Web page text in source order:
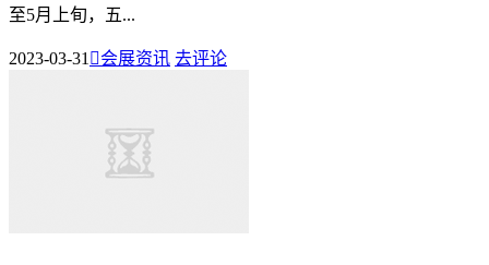
至5月上旬，五...
2023-03-31 会展资讯 去评论